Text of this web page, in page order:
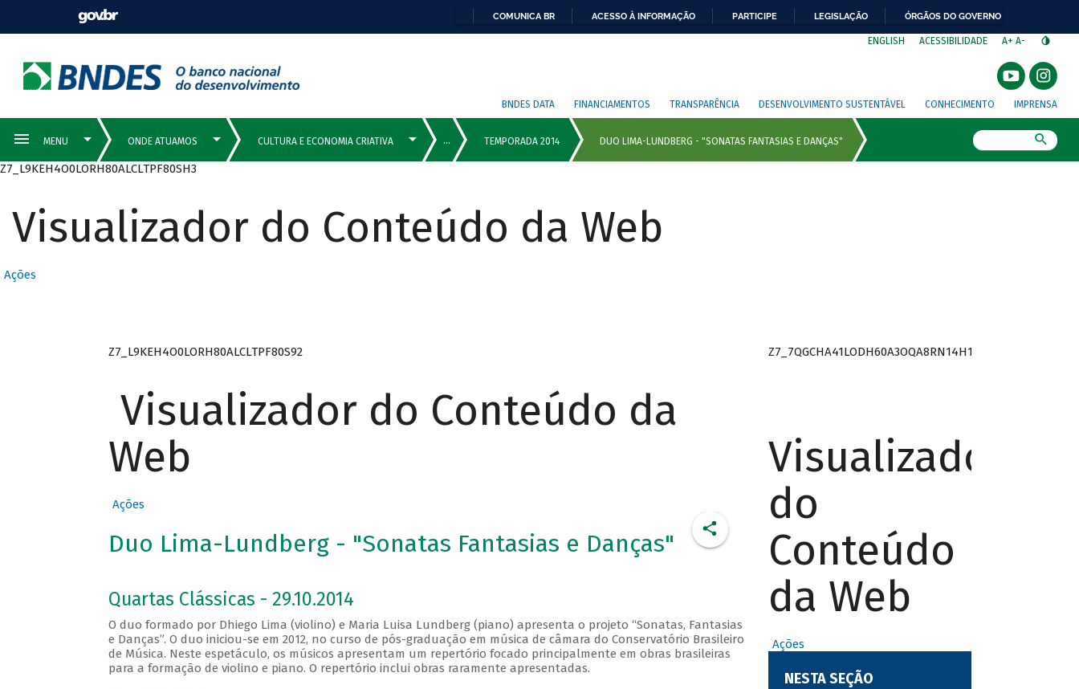
COMUNICA BR ACESSO À INFORMAÇÃO PARTICIPE LEGISLAÇÃO ÓRGÃOS DO GOVERNO
ENGLISH ACESSIBILIDADE A+ A-
BNDES DATA FINANCIAMENTOS TRANSPARÊNCIA DESENVOLVIMENTO SUSTENTÁVEL CONHECIMENTO IMPRENSA
Z7_L9KEH4O0LORH80ALCLTPF80SH3
Visualizador do Conteúdo da Web
Ações
Z7_L9KEH4O0LORH80ALCLTPF80S92
Visualizador do Conteúdo da
Web
Ações
Duo Lima-Lundberg - "Sonatas Fantasias e Danças"
Quartas Clássicas - 29.10.2014
O duo formado por Dhiego Lima (violino) e Maria Luisa Lundberg (piano) apresenta o projeto “Sonatas, Fantasias
e Danças”. O duo iniciou-se em 2012, no curso de pós-graduação em música de câmara do Conservatório Brasileiro
de Música. Neste espetáculo, os músicos apresentam um repertório focado principalmente em obras brasileiras
para a formação de violino e piano. O repertório inclui obras raramente apresentadas.
Z7_7QGCHA41LODH60A3OQA8RN14H1
Visualizador
do
Conteúdo
da Web
Ações
NESTA SEÇÃO